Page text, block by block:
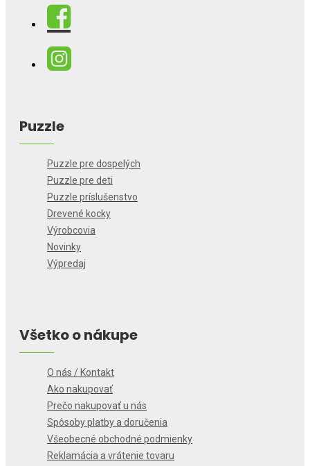
Puzzle
Puzzle pre dospelých
Puzzle pre deti
Puzzle príslušenstvo
Drevené kocky
Výrobcovia
Novinky
Výpredaj
Všetko o nákupe
O nás / Kontakt
Ako nakupovať
Prečo nakupovať u nás
Spôsoby platby a doručenia
Všeobecné obchodné podmienky
Reklamácia a vrátenie tovaru